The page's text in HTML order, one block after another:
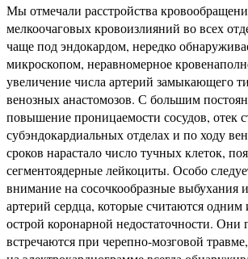
Мы отмечали расстройства
мелкоочаговых кровоизлияний во всех
чаще под эндокардом, нередко
микроскопом, неравномерное
увеличение числа артерий замыкающего
венозных анастомозов. С большим
повышение проницаемости сосудов, отек
субэндокардиальных отделах и по ходу
сроков нарастало число тучных клеток,
сегментоядерные лейкоциты. Особо
внимание на сосочкообразные выбухания
артерий сердца, которые считаются одним
острой коронарной недостаточности. Они
встречаются при черепно-мозговой